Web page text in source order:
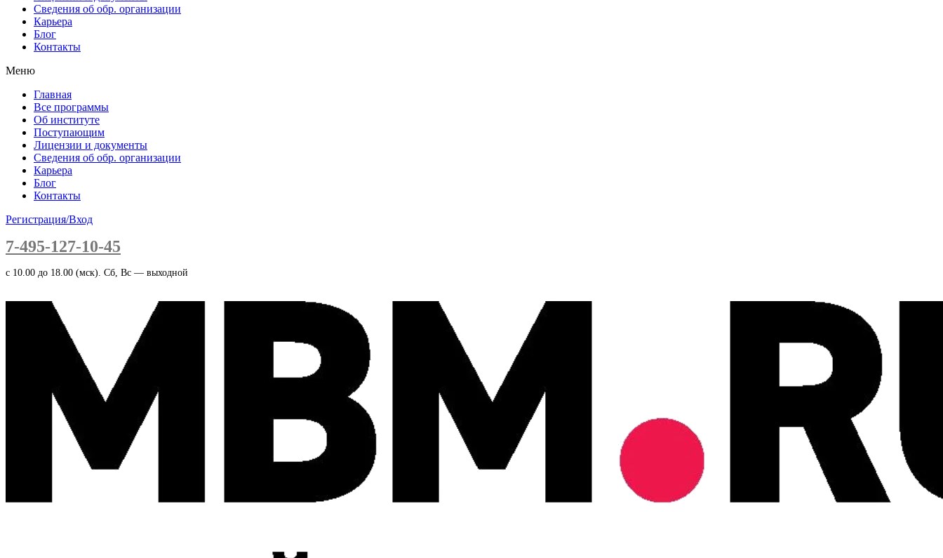
Сведения об обр. организации
Карьера
Блог
Контакты
Меню
Главная
Все программы
Об институте
Поступающим
Лицензии и документы
Сведения об обр. организации
Карьера
Блог
Контакты
Регистрация/Вход
7-495-127-10-45
c 10.00 до 18.00 (мск). Сб, Вс — выходной